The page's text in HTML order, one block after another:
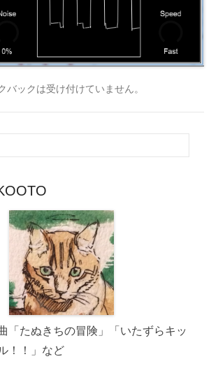
バックは受け付けていません。
「たぬきちの冒険」「いたずらキッ
！！」など